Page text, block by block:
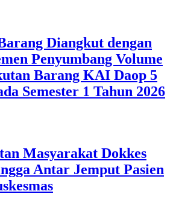
Diangkut dengan
Penyumbang Volume
Barang KAI Daop 5
Semester 1 Tahun 2026
Masyarakat Dokkes
Antar Jemput Pasien